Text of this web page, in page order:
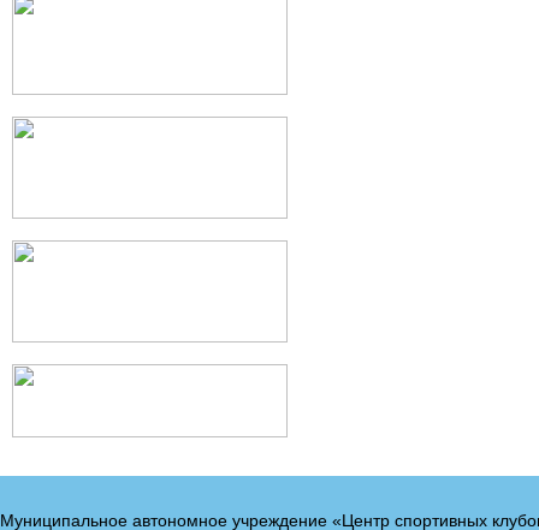
Муниципальное автономное учреждение «Центр спортивных